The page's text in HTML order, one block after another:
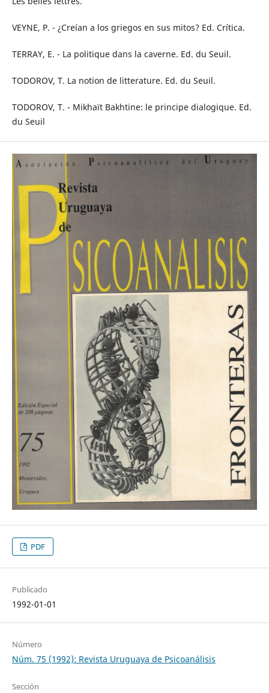
VEYNE, P. - ¿Creían a los griegos en sus mitos? Ed. Crítica.
TERRAY, E. - La politique dans la caverne. Ed. du Seuil.
TODOROV, T. La notion de litterature. Ed. du Seuil.
TODOROV, T. - Mikhaït Bakhtine: le principe dialogique. Ed.
du Seuil
PDF
Publicado
1992-01-01
Número
Núm. 75 (1992): Revista Uruguaya de Psicoanálisis
Sección